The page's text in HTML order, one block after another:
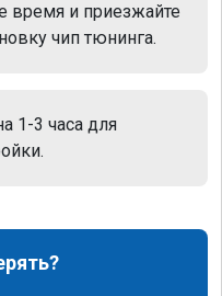
время и приезжайте
чип тюнинга.
1-3 часа для